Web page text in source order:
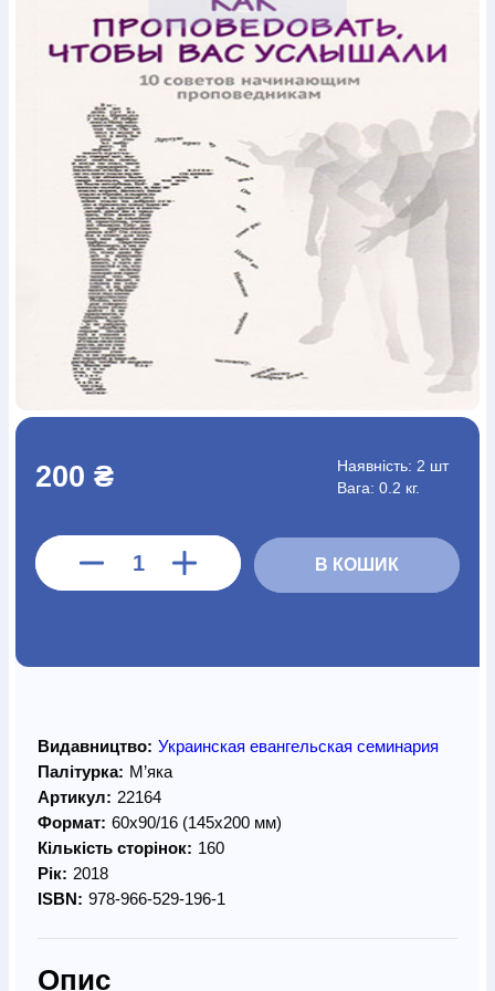
Шлюб і сім`яЮдаїзм
Супутні товари
ПеріодикаАудіоРучки кулькові ВідеоГалантерея
Закладки для книг ФутболкиБрелокиСумки
Щоденники / щотижневики
Вироби з дерева
Вироби з кераміки і глини
Вироби з срібла
Картини
Навчальні мапи
Шкіряні виробиМагніти
Металеві
Міні-лампиНаклейки Настільні ігри Пакети
подарунковіПлакати Пластмасові вироби
Хустки
Подарункові картки
Розвиваючі ігри Репринти Свічки
Фотокартини Чохли на Библії
Головні убори
КалендаріКанцелярскі товари
Сувенирна продукція Годинники
Книга в комплекті
За додатковою інформацією дзвоніть за номером:
+38
(097) 880-6379
Ми у Facebook
200 ₴ Наявність: 2 шт
Вага: 0.2 кг.
В КОШИК
Видавництво: Украинская евангельская семинария
Палітурка: М’яка
Артикул: 22164
Формат: 60х90/16 (145х200 мм)
Кількість сторінок: 160
Рік: 2018
ISBN: 978-966-529-196-1
Опис